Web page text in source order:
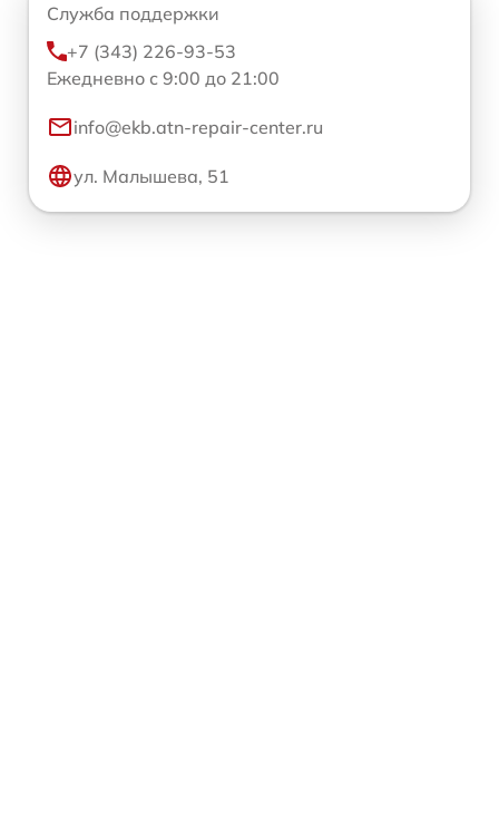
Служба поддержки
+7 (343) 226-93-53
Ежедневно с 9:00 до 21:00
info@ekb.atn-repair-center.ru
ул. Малышева, 51